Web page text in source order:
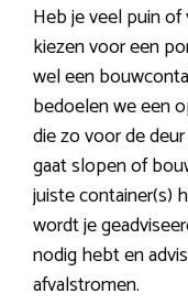
Heb je veel puin
kiezen voor een
wel een
bedoelen we een
die zo voor de
gaat slopen of
juiste container(s)
wordt je
nodig hebt en
afvalstromen.